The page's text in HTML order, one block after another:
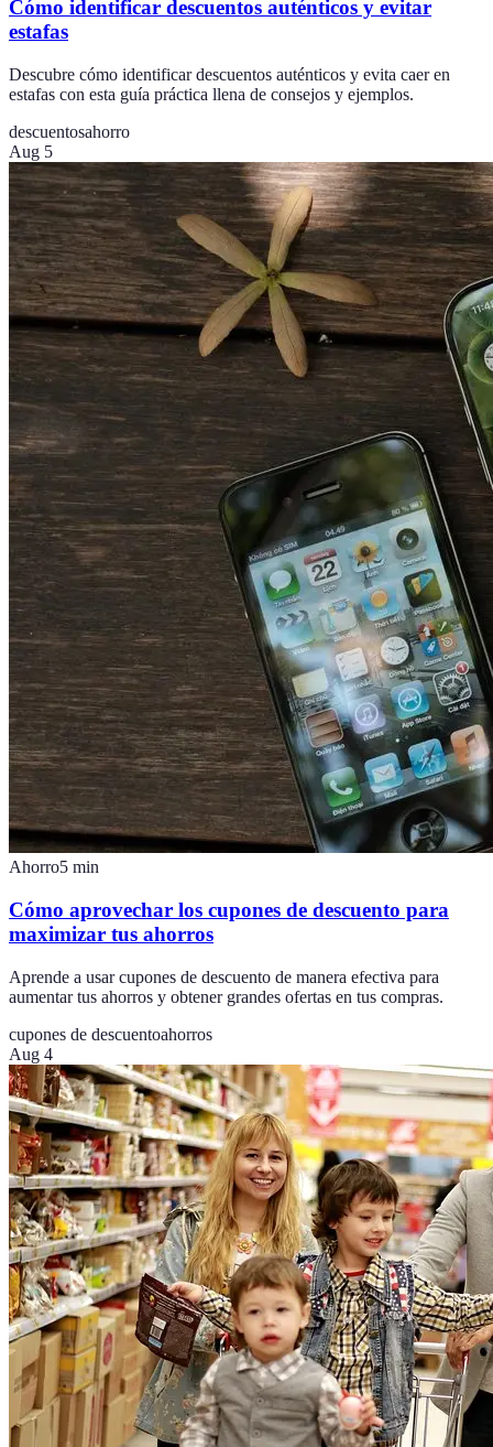
Cómo identificar descuentos auténticos y evitar
estafas
Descubre cómo identificar descuentos auténticos y evita caer en
estafas con esta guía práctica llena de consejos y ejemplos.
descuentosahorro
Aug 5
Ahorro5 min
Cómo aprovechar los cupones de descuento para
maximizar tus ahorros
Aprende a usar cupones de descuento de manera efectiva para
aumentar tus ahorros y obtener grandes ofertas en tus compras.
cupones de descuentoahorros
Aug 4